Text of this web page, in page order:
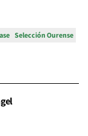
Selección Ourense